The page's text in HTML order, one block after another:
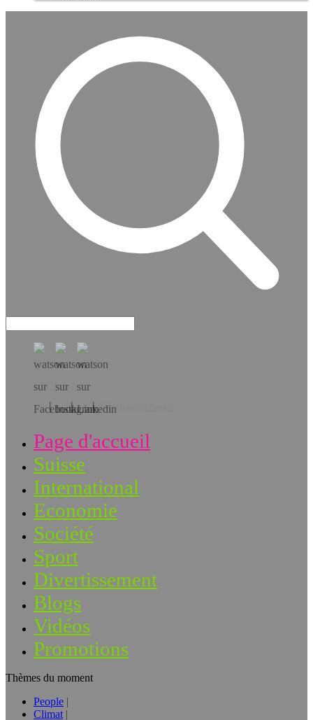
Téléchargez l’app!
Page d'accueil
Suisse
International
Economie
Société
Sport
Divertissement
Blogs
Vidéos
Promotions
Thèmes du moment
People
Climat